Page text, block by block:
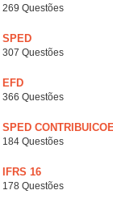
269 Questões
SPED
307 Questões
EFD
366 Questões
SPED
184 Questões
IFRS 16
178 Questões